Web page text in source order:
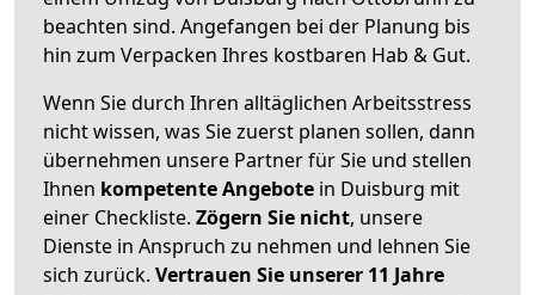
beachten sind. Angefangen bei der Planung bis
hin zum Verpacken Ihres kostbaren Hab & Gut.
Wenn Sie durch Ihren alltäglichen Arbeitsstress
nicht wissen, was Sie zuerst planen sollen, dann
übernehmen unsere Partner für Sie und stellen
Ihnen kompetente Angebote in Duisburg mit
einer Checkliste. Zögern Sie nicht, unsere
Dienste in Anspruch zu nehmen und lehnen Sie
sich zurück. Vertrauen Sie unserer 11 Jahre